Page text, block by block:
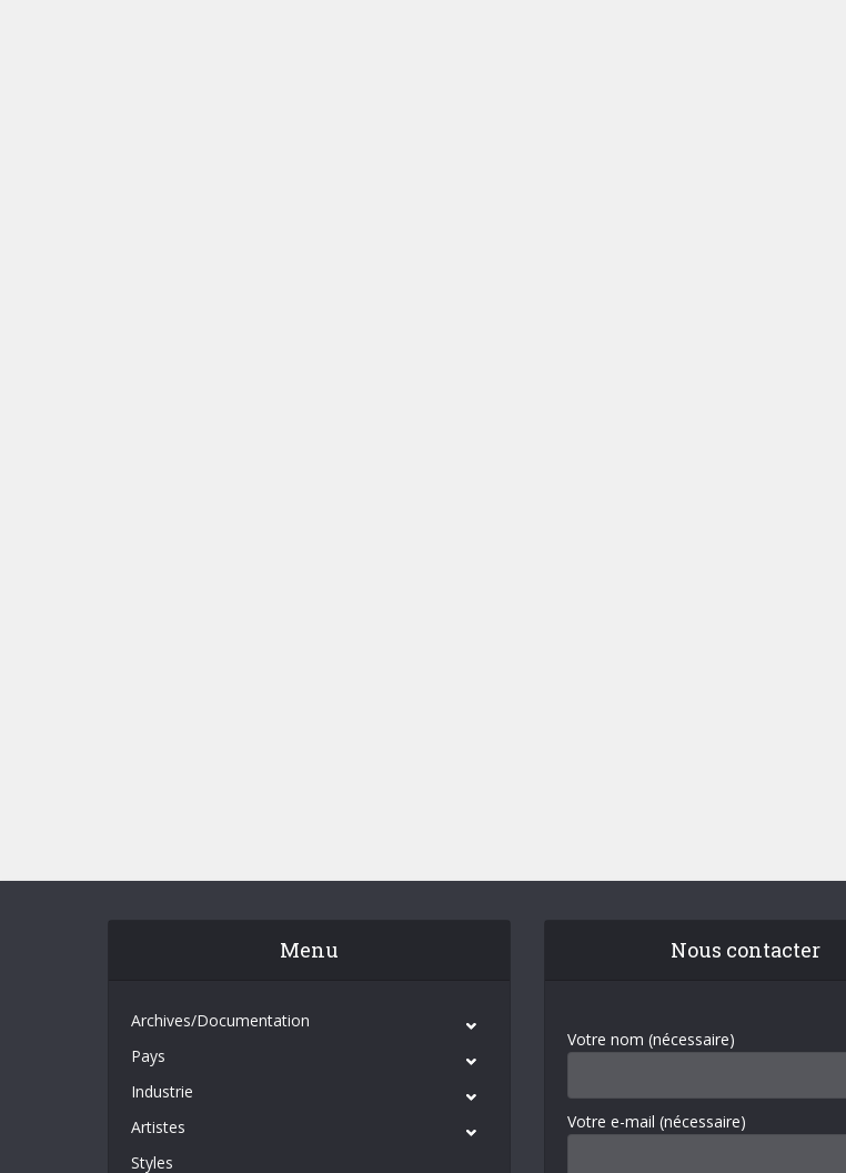
Menu
Archives/Documentation
Pays
Industrie
Artistes
Styles
Nous contacter
Votre nom (nécessaire)
Votre e-mail (nécessaire)